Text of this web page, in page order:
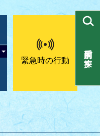
緊急時の行動 目的別で探す